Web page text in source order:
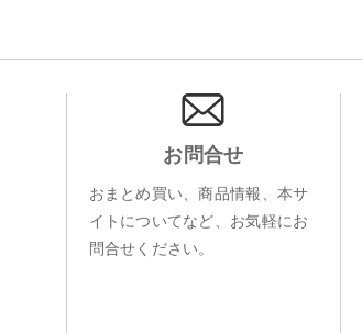
お問合せ
おまとめ買い、商品情報、本サ
イトについてなど、お気軽にお
問合せください。